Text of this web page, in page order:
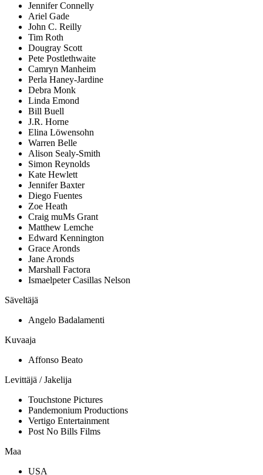
Jennifer Connelly
Ariel Gade
John C. Reilly
Tim Roth
Dougray Scott
Pete Postlethwaite
Camryn Manheim
Perla Haney-Jardine
Debra Monk
Linda Emond
Bill Buell
J.R. Horne
Elina Löwensohn
Warren Belle
Alison Sealy-Smith
Simon Reynolds
Kate Hewlett
Jennifer Baxter
Diego Fuentes
Zoe Heath
Craig muMs Grant
Matthew Lemche
Edward Kennington
Grace Aronds
Jane Aronds
Marshall Factora
Ismaelpeter Casillas Nelson
Säveltäjä
Angelo Badalamenti
Kuvaaja
Affonso Beato
Levittäjä / Jakelija
Touchstone Pictures
Pandemonium Productions
Vertigo Entertainment
Post No Bills Films
Maa
USA